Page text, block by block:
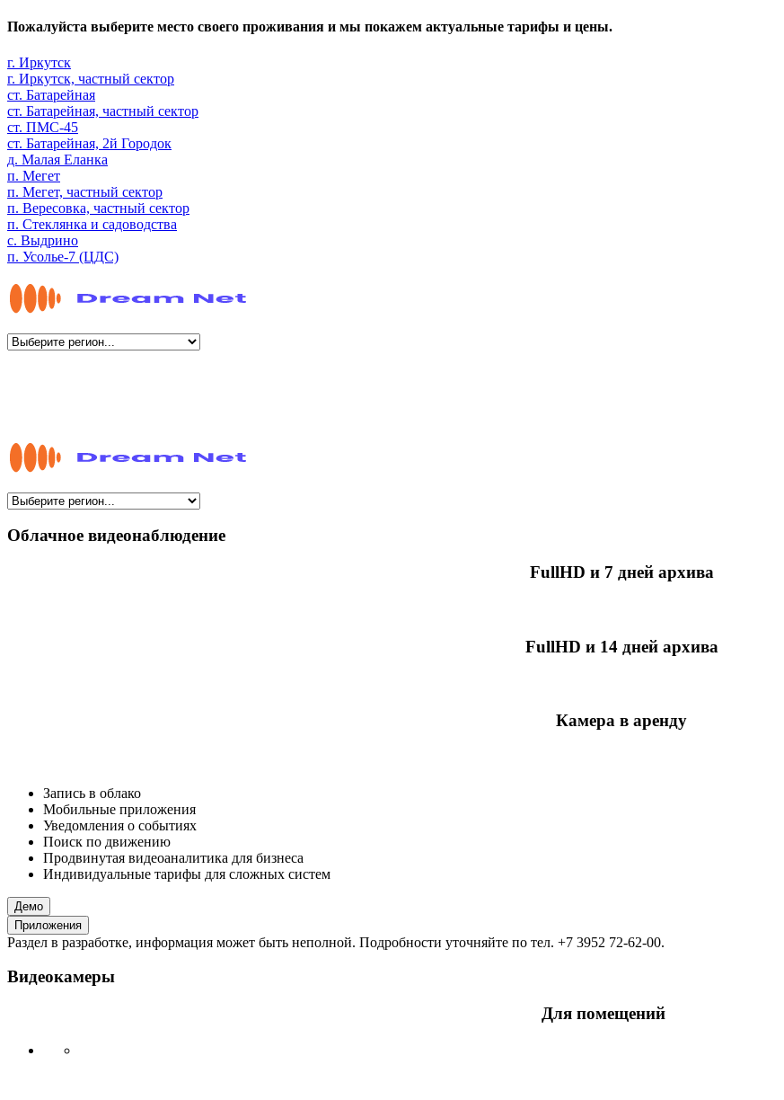
Пожалуйста выберите место своего проживания и мы покажем актуальные тарифы и цены.
г. Иркутск
г. Иркутск, частный сектор
ст. Батарейная
ст. Батарейная, частный сектор
ст. ПМС-45
ст. Батарейная, 2й Городок
д. Малая Еланка
п. Мегет
п. Мегет, частный сектор
п. Вересовка, частный сектор
п. Стеклянка и садоводства
с. Выдрино
п. Усолье-7 (ЦДС)
Облачное видеонаблюдение
FullHD и 7 дней архива
FullHD и 14 дней архива
Камера в аренду
Запись в облако
Мобильные приложения
Уведомления о событиях
Поиск по движению
Продвинутая видеоаналитика для бизнеса
Индивидуальные тарифы для сложных систем
Демо
Приложения
Раздел в разработке, информация может быть неполной. Подробности уточняйте по тел. +7 3952 72-62-00.
Видеокамеры
Для помещений